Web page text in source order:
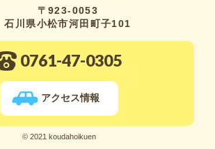
〒923-0053
石川県小松市河田町子101
0761-47-0305
アクセス情報
© 2021 koudahoikuen